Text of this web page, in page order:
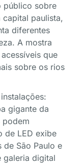
público sobre
capital paulista,
diferentes
A mostra
que
sobre os rios
gigante da
podem
de LED exibe
São Paulo e
galeria digital